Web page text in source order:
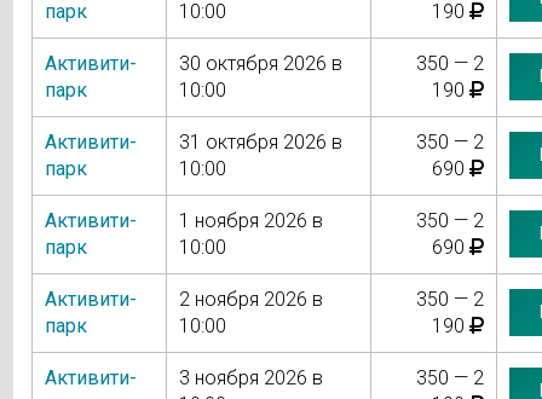
парк
10:00
190
Активити-
парк
30 октября 2026 в
10:00
350 — 2
190
Активити-
парк
31 октября 2026 в
10:00
350 — 2
690
Активити-
парк
1 ноября 2026 в
10:00
350 — 2
690
Активити-
парк
2 ноября 2026 в
10:00
350 — 2
190
Активити-
3 ноября 2026 в
350 — 2